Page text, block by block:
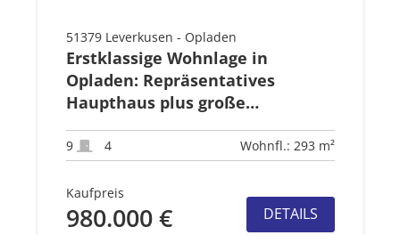
51379 Leverkusen - Opladen
Erstklassige Wohnlage in
Opladen: Repräsentatives
Haupthaus plus große
Einliegerwohnung
9 4 Wohnfl.: 293 m²
Kaufpreis
980.000 € DETAILS